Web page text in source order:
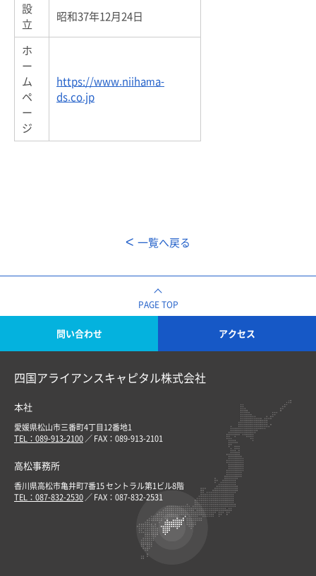
設
立
昭和37年12月24日
ホ
ー
ム
ペ
ー
ジ
https://www.niihama-
ds.co.jp
一覧へ戻る
PAGE TOP
問い合わせ アクセス
四国アライアンスキャピタル株式会社
本社
愛媛県松山市三番町4丁目12番地1
TEL：089-913-2100／ FAX：089-913-2101
高松事務所
香川県高松市亀井町7番15 セントラル第1ビル8階
TEL：087-832-2530／ FAX：087-832-2531